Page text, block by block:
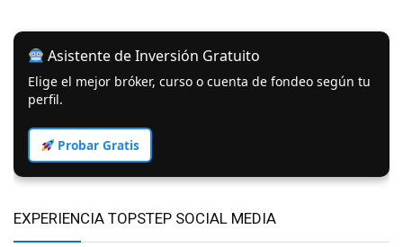
Asistente de Inversión Gratuito
Elige el mejor bróker, curso o cuenta de fondeo según tu
perfil.
Probar Gratis
EXPERIENCIA TOPSTEP SOCIAL MEDIA